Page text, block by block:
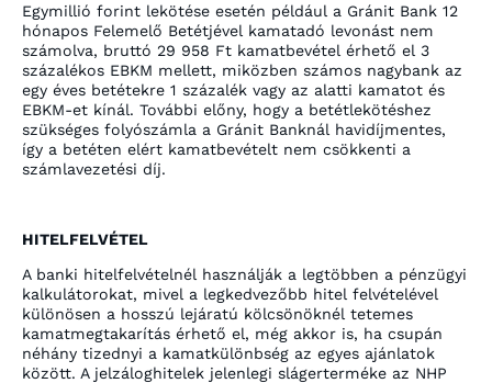
Egymillió forint lekötése esetén például a Gránit Bank 12
hónapos Felemelő Betétjével kamatadó levonást nem
számolva, bruttó 29 958 Ft kamatbevétel érhető el 3
százalékos EBKM mellett, miközben számos nagybank az
egy éves betétekre 1 százalék vagy az alatti kamatot és
EBKM-et kínál. További előny, hogy a betétlekötéshez
szükséges folyószámla a Gránit Banknál havidíjmentes,
így a betéten elért kamatbevételt nem csökkenti a
számlavezetési díj.
HITELFELVÉTEL
A banki hitelfelvételnél használják a legtöbben a pénzügyi
kalkulátorokat, mivel a legkedvezőbb hitel felvételével
különösen a hosszú lejáratú kölcsönöknél tetemes
kamatmegtakarítás érhető el, még akkor is, ha csupán
néhány tizednyi a kamatkülönbség az egyes ajánlatok
között. A jelzáloghitelek jelenlegi slágerterméke az NHP